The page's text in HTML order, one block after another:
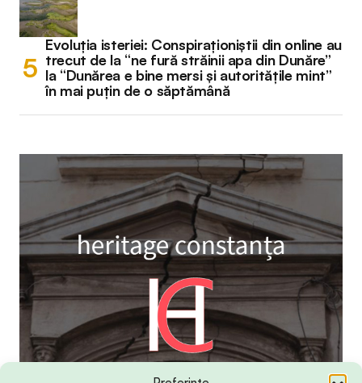
Evoluția isteriei: Conspiraționiștii din online au
trecut de la “ne fură străinii apa din Dunăre”
la “Dunărea e bine mersi și autoritățile mint”
în mai puțin de o săptămână